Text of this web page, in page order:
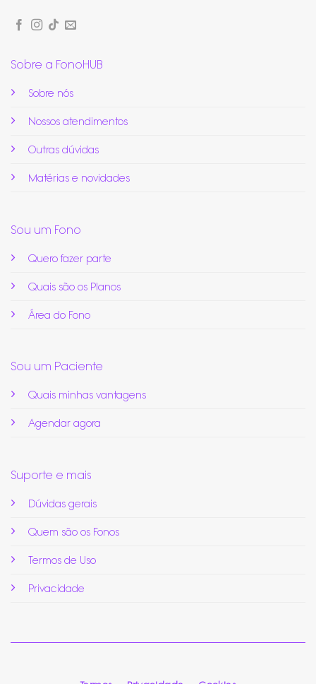
Sobre a FonoHUB
Sobre nós
Nossos atendimentos
Outras dúvidas
Matérias e novidades
Sou um Fono
Quero fazer parte
Quais são os Planos
Área do Fono
Sou um Paciente
Quais minhas vantagens
Agendar agora
Suporte e mais
Dúvidas gerais
Quem são os Fonos
Termos de Uso
Privacidade